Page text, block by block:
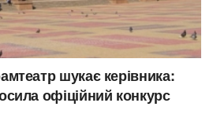
шукає керівника:
офіційний конкурс